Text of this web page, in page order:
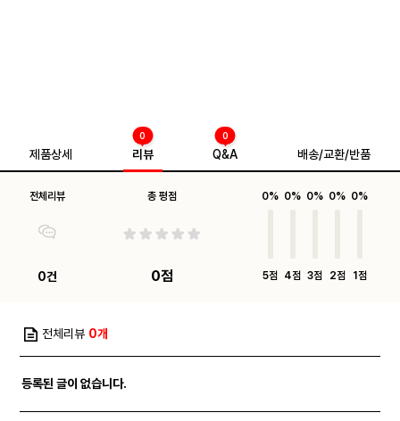
제품상세 리뷰
0
Q&A
0
배송/교환/반품
전체리뷰
0건
총 평점
0점
0%
5점
0%
4점
0%
3점
0%
2점
0%
1점
전체리뷰 0개
등록된 글이 없습니다.